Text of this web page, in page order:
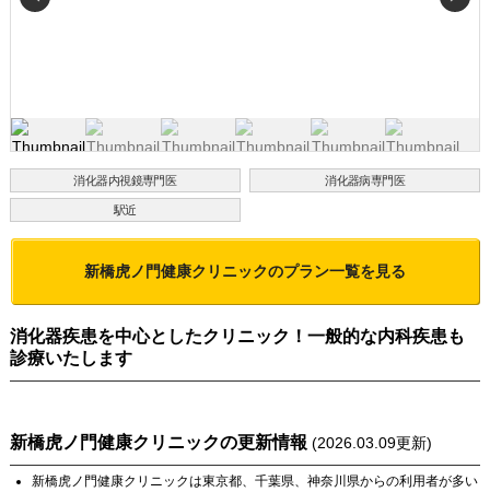
消化器内視鏡専門医 消化器病専門医
駅近
新橋虎ノ門健康クリニックのプラン一覧を見る
消化器疾患を中心としたクリニック！一般的な内科疾患も
診療いたします
新橋虎ノ門健康クリニックの更新情報 (2026.03.09更新)
新橋虎ノ門健康クリニックは東京都、 千葉県、 神奈川県からの利用者が多い